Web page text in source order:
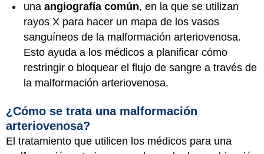
una angiografía común, en la que se utilizan
rayos X para hacer un mapa de los vasos
sanguíneos de la malformación arteriovenosa.
Esto ayuda a los médicos a planificar cómo
restringir o bloquear el flujo de sangre a través de
la malformación arteriovenosa.
¿Cómo se trata una malformación
arteriovenosa?
El tratamiento que utilicen los médicos para una